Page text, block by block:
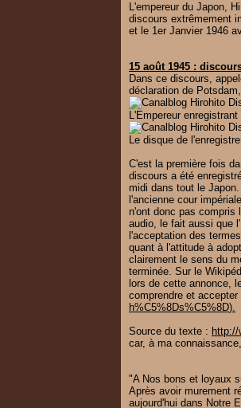
L'empereur du Japon,
discours extrêmement
et le 1er Janvier 1946
15 août 1945 :
Dans ce discours,
déclaration de
L'Empereur
Le disque de
C'est la première fois
discours a été
midi dans tout le Japon.
l'ancienne cour
n'ont donc pas compris
audio, le fait aussi que
l'acceptation des
quant à l'attitude à
clairement le sens du
terminée. Sur le
lors de cette annonce,
comprendre et
h%C5%8Ds%C5%8D).
Source du texte : http://
car, à ma
"A Nos bons et loyaux
Après avoir murement
aujourd'hui dans Notre